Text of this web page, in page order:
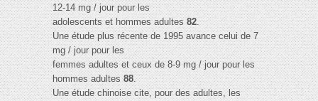
12-14 mg / jour pour les
adolescents et hommes adultes82.
Une étude plus récente de 1995 avance celui de 7
mg / jour pour les
femmes adultes et ceux de 8-9 mg / jour pour les
hommes adultes88.
Une étude chinoise cite, pour des adultes, les